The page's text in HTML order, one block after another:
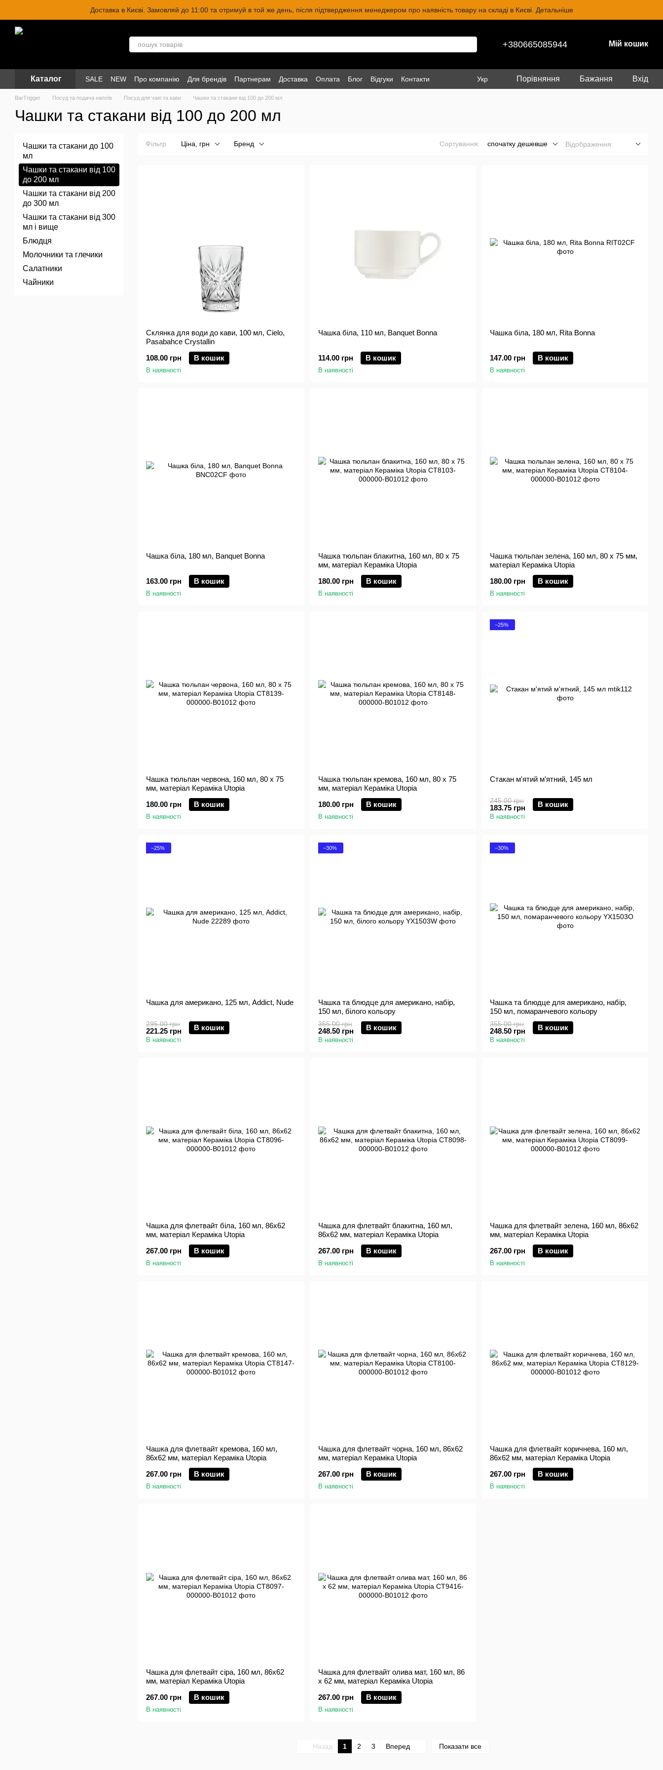
Перейти до основного контентуДоставка в Києві. Замовляй до 11:00 та отримуй в той же день, після підтвердження менеджером про наявність товару на складі в Києві. Детальніше
+380665085944 Мій кошик
Каталог SALE NEW Про компанію Для брендів Партнерам Доставка Оплата Блог Відгуки Контакти Укр Порівняння Бажання Вхід
BarTrigger Посуд та подача напоїв Посуд для чаю та кави Чашки та стакани від 100 до 200 мл
Чашки та стакани від 100 до 200 мл
Фільтр Ціна, грн Бренд Сортування: спочатку дешевше Відображення:
Склянка для води до кави, 100 мл, Cielo,
Pasabahce Crystallin
108.00 грн
В кошик
В наявності
Чашка біла, 110 мл, Banquet Bonna
114.00 грн В кошик
В наявності
Чашка біла, 180 мл, Rita Bonna
147.00 грн В кошик
В наявності
Чашка біла, 180 мл, Banquet Bonna
163.00 грн В кошик
В наявності
Чашка тюльпан блакитна, 160 мл, 80 x 75
мм, матеріал Кераміка Utopia
180.00 грн
В кошик
В наявності
Чашка тюльпан зелена, 160 мл, 80 x 75 мм,
матеріал Кераміка Utopia
180.00 грн
В кошик
В наявності
Чашка тюльпан червона, 160 мл, 80 x 75
мм, матеріал Кераміка Utopia
180.00 грн
В кошик
В наявності
Чашка тюльпан кремова, 160 мл, 80 x 75
мм, матеріал Кераміка Utopia
180.00 грн
В кошик
В наявності
−25%
Стакан м'ятий м'ятний, 145 мл
245.00 грн
183.75 грн В кошик
В наявності
−25%
Чашка для американо, 125 мл, Addict, Nude
295.00 грн
221.25 грн В кошик
В наявності
−30%
Чашка та блюдце для американо, набір,
150 мл, білого кольору
355.00 грн
248.50 грн В кошик
В наявності
−30%
Чашка та блюдце для американо, набір,
150 мл, помаранчевого кольору
355.00 грн
248.50 грн В кошик
В наявності
Чашка для флетвайт біла, 160 мл, 86х62
мм, матеріал Кераміка Utopia
267.00 грн
В кошик
В наявності
Чашка для флетвайт блакитна, 160 мл,
86х62 мм, матеріал Кераміка Utopia
267.00 грн
В кошик
В наявності
Чашка для флетвайт зелена, 160 мл, 86х62
мм, матеріал Кераміка Utopia
267.00 грн
В кошик
В наявності
Чашка для флетвайт кремова, 160 мл,
86х62 мм, матеріал Кераміка Utopia
267.00 грн
В кошик
В наявності
Чашка для флетвайт чорна, 160 мл, 86х62
мм, матеріал Кераміка Utopia
267.00 грн
В кошик
В наявності
Чашка для флетвайт коричнева, 160 мл,
86х62 мм, матеріал Кераміка Utopia
267.00 грн
В кошик
В наявності
Чашка для флетвайт сіра, 160 мл, 86х62
мм, матеріал Кераміка Utopia
267.00 грн
В кошик
В наявності
Чашка для флетвайт олива мат, 160 мл, 86
x 62 мм, матеріал Кераміка Utopia
267.00 грн
В кошик
В наявності
Назад 1 2 3 Вперед Показати все
Чашки та стакани до 100
мл
Чашки та стакани від 100
до 200 мл
Чашки та стакани від 200
до 300 мл
Чашки та стакани від 300
мл і вище
Блюдця
Молочники та глечики
Салатники
Чайники